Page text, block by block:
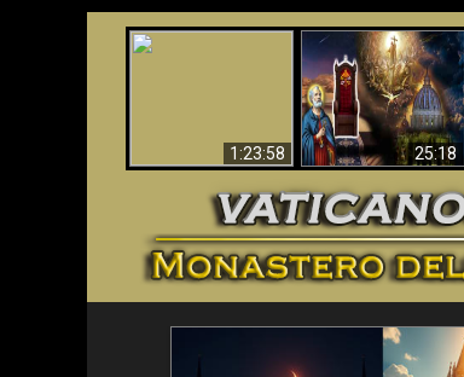
1:23:58 25:18
La Bibbia ha previsto
70 anni senza Papa?